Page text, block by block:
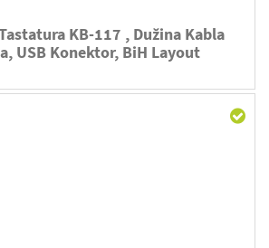
KB-117 , Dužina Kabla
USB Konektor, BiH Layout